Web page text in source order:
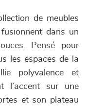
de meubles
dans un
Pensé pour
les espaces de la
polyvalence et
l’accent sur une
et son plateau